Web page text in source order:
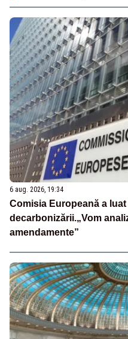
6 aug. 2026, 19:34
Comisia Europeană a
decarbonizării.„Vom
amendamente”